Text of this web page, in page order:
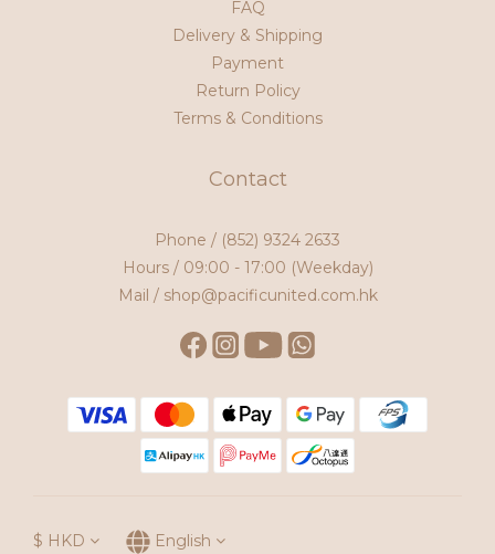
FAQ
Delivery & Shipping
Payment
Return Policy
Terms & Conditions
Contact
Phone / (852) 9324 2633
Hours / 09:00 - 17:00 (Weekday)
Mail / shop@pacificunited.com.hk
$ HKD English